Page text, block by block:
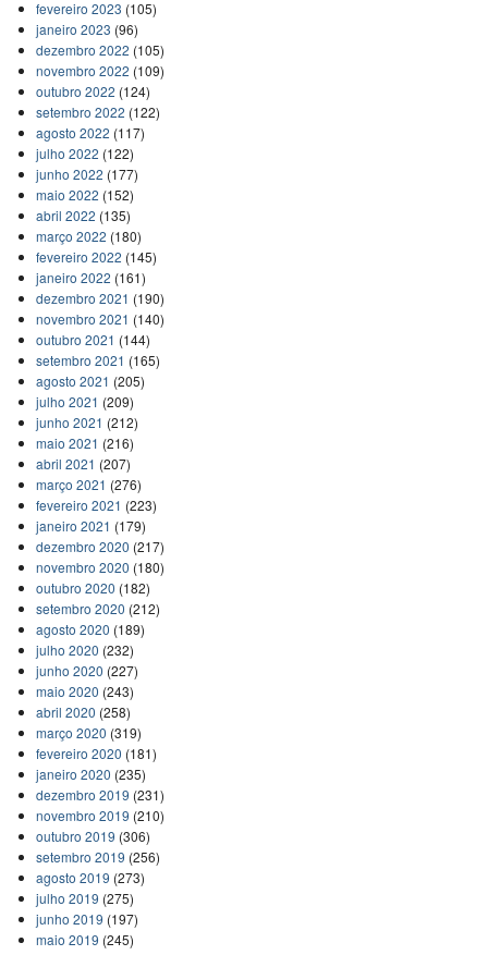
fevereiro 2023 (105)
janeiro 2023 (96)
dezembro 2022 (105)
novembro 2022 (109)
outubro 2022 (124)
setembro 2022 (122)
agosto 2022 (117)
julho 2022 (122)
junho 2022 (177)
maio 2022 (152)
abril 2022 (135)
março 2022 (180)
fevereiro 2022 (145)
janeiro 2022 (161)
dezembro 2021 (190)
novembro 2021 (140)
outubro 2021 (144)
setembro 2021 (165)
agosto 2021 (205)
julho 2021 (209)
junho 2021 (212)
maio 2021 (216)
abril 2021 (207)
março 2021 (276)
fevereiro 2021 (223)
janeiro 2021 (179)
dezembro 2020 (217)
novembro 2020 (180)
outubro 2020 (182)
setembro 2020 (212)
agosto 2020 (189)
julho 2020 (232)
junho 2020 (227)
maio 2020 (243)
abril 2020 (258)
março 2020 (319)
fevereiro 2020 (181)
janeiro 2020 (235)
dezembro 2019 (231)
novembro 2019 (210)
outubro 2019 (306)
setembro 2019 (256)
agosto 2019 (273)
julho 2019 (275)
junho 2019 (197)
maio 2019 (245)